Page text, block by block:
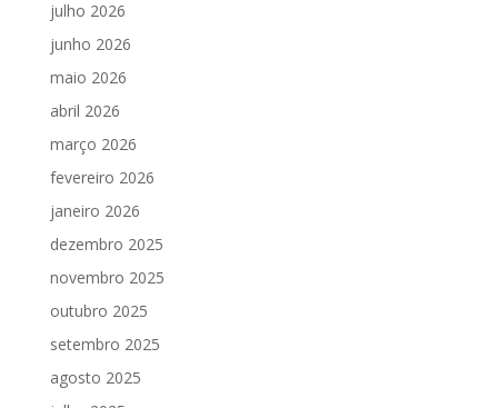
julho 2026
junho 2026
maio 2026
abril 2026
março 2026
fevereiro 2026
janeiro 2026
dezembro 2025
novembro 2025
outubro 2025
setembro 2025
agosto 2025